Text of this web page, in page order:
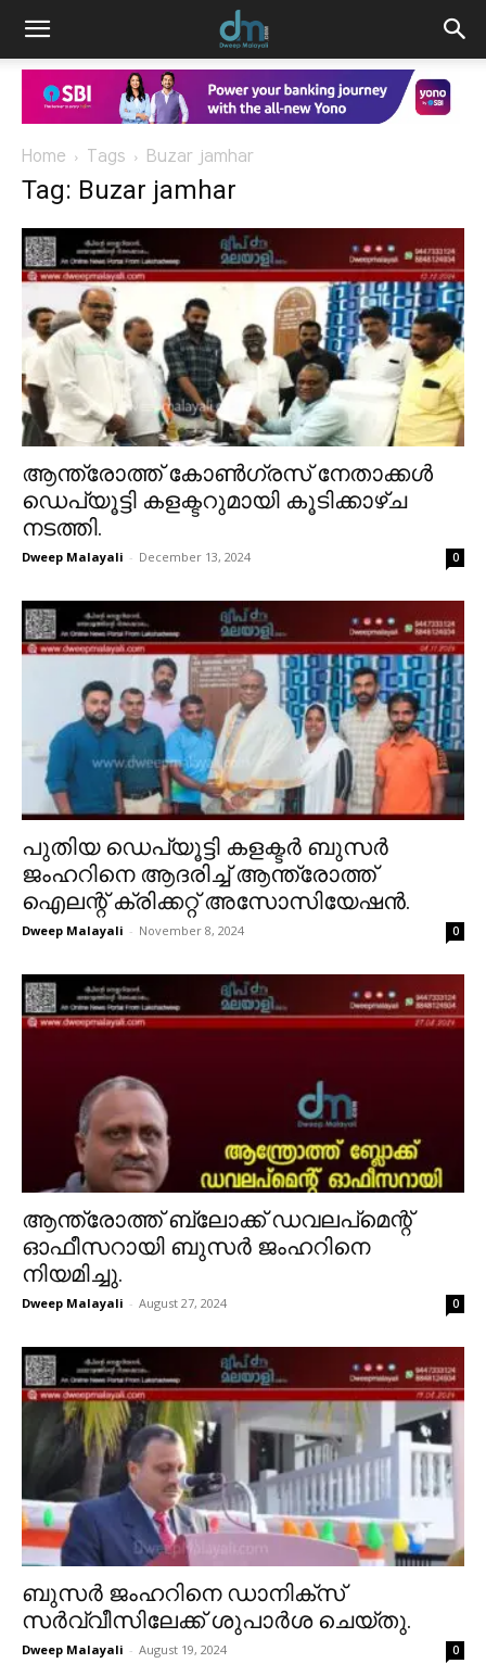
Home Tags Buzar jamhar
Tag: Buzar jamhar
ആന്ത്രോത്ത് കോൺഗ്രസ് നേതാക്കൾ
ഡെപ്യൂട്ടി കളക്ടറുമായി കൂടിക്കാഴ്ച
നടത്തി.
Dweep Malayali - December 13, 2024 0
പുതിയ ഡെപ്യൂട്ടി കളക്ടർ ബുസർ
ജംഹറിനെ ആദരിച്ച് ആന്ത്രോത്ത്
ഐലന്റ് ക്രിക്കറ്റ് അസോസിയേഷൻ.
Dweep Malayali - November 8, 2024 0
ആന്ത്രോത്ത് ബ്ലോക്ക് ഡവലപ്മെന്റ്
ഓഫീസറായി ബുസർ ജംഹറിനെ
നിയമിച്ചു.
Dweep Malayali - August 27, 2024 0
ബുസർ ജംഹറിനെ ഡാനിക്സ്
സർവ്വീസിലേക്ക് ശുപാർശ ചെയ്തു.
Dweep Malayali - August 19, 2024 0